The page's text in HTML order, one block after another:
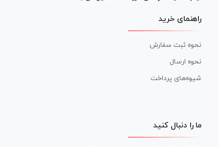
راهنمای خرید
نحوه ثبت سفارش
نحوه ارسال
شیوه‌های پرداخت
ما را دنبال کنید